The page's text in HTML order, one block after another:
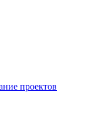
проектов